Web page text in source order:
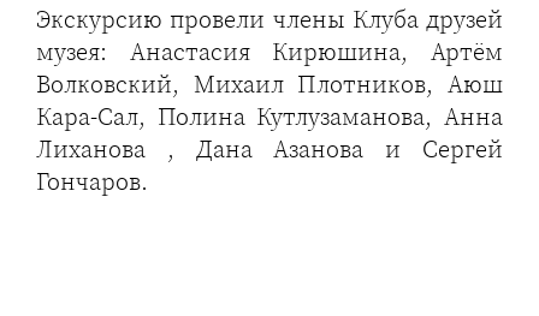
Экскурсию провели члены Клуба друзей
музея: Анастасия Кирюшина, Артём
Волковский, Михаил Плотников, Аюш
Кара-Сал, Полина Кутлузаманова, Анна
Лиханова , Дана Азанова и Сергей
Гончаров.